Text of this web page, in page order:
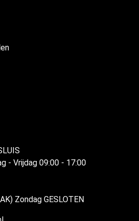
- Vrijdag 09:00 - 17:00
Zondag GESLOTEN